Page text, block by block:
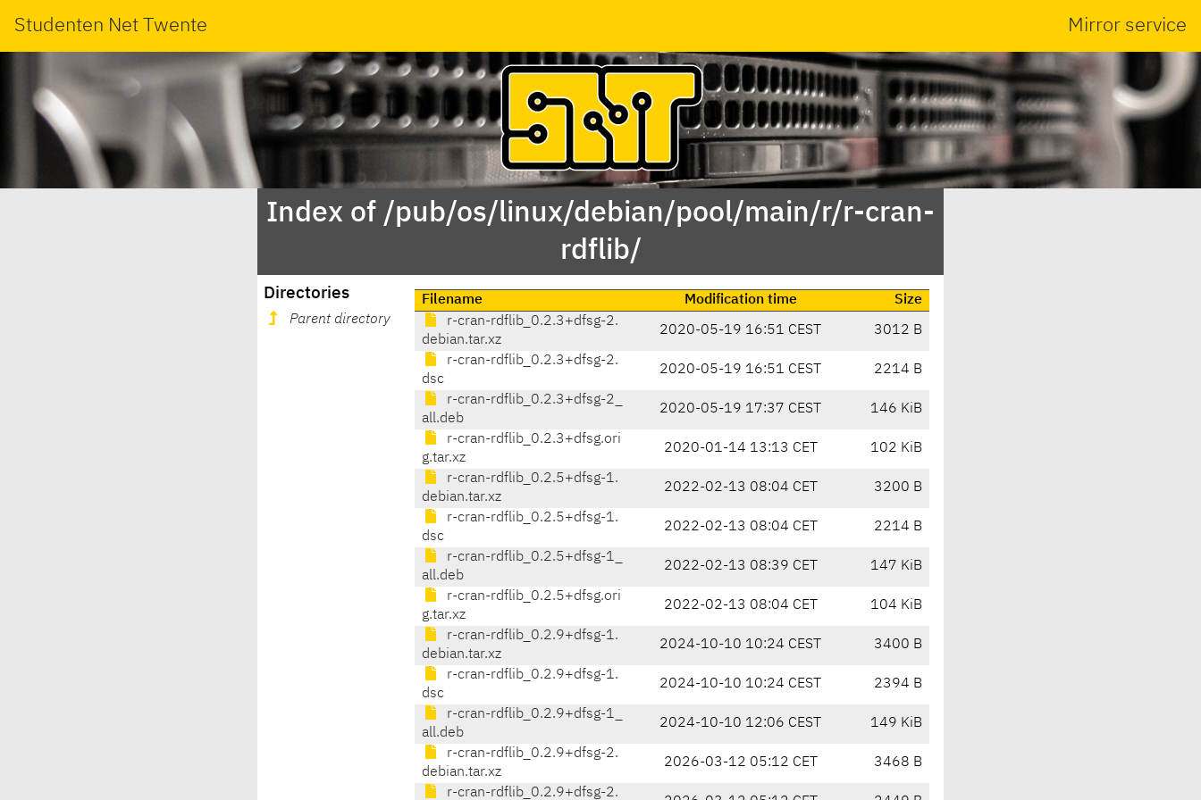
Studenten Net Twente Mirror service
Index of /pub/os/linux/debian/pool/main/r/r-cran-
rdflib/
Directories
Parent directory
Filename Modification time
Size
r-cran-rdflib_0.2.3+dfsg-2.
debian.tar.xz
2020-05-19 16:51 CEST 3012 B
r-cran-rdflib_0.2.3+dfsg-2.
dsc
2020-05-19 16:51 CEST 2214 B
r-cran-rdflib_0.2.3+dfsg-2_
all.deb
2020-05-19 17:37 CEST 146 KiB
r-cran-rdflib_0.2.3+dfsg.ori
g.tar.xz
2020-01-14 13:13 CET 102 KiB
r-cran-rdflib_0.2.5+dfsg-1.
debian.tar.xz
2022-02-13 08:04 CET 3200 B
r-cran-rdflib_0.2.5+dfsg-1.
dsc
2022-02-13 08:04 CET 2214 B
r-cran-rdflib_0.2.5+dfsg-1_
all.deb
2022-02-13 08:39 CET 147 KiB
r-cran-rdflib_0.2.5+dfsg.ori
g.tar.xz
2022-02-13 08:04 CET 104 KiB
r-cran-rdflib_0.2.9+dfsg-1.
debian.tar.xz
2024-10-10 10:24 CEST 3400 B
r-cran-rdflib_0.2.9+dfsg-1.
dsc
2024-10-10 10:24 CEST 2394 B
r-cran-rdflib_0.2.9+dfsg-1_
all.deb
2024-10-10 12:06 CEST 149 KiB
r-cran-rdflib_0.2.9+dfsg-2.
debian.tar.xz
2026-03-12 05:12 CET 3468 B
r-cran-rdflib_0.2.9+dfsg-2.